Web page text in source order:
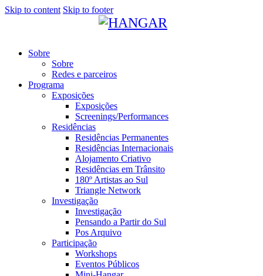
Skip to content Skip to footer
Sobre
Sobre
Redes e parceiros
Programa
Exposições
Exposições
Screenings/Performances
Residências
Residências Permanentes
Residências Internacionais
Alojamento Criativo
Residências em Trânsito
180º Artistas ao Sul
Triangle Network
Investigação
Investigação
Pensando a Partir do Sul
Pos Arquivo
Participação
Workshops
Eventos Públicos